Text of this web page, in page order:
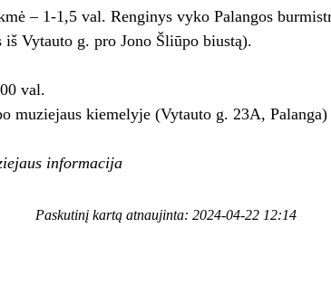
– 1-1,5 val. Renginys vyko Palangos
Vytauto g. pro Jono Šliūpo biustą).
val.
muziejaus kiemelyje (Vytauto g. 23A, Palanga)
informacija
Paskutinį kartą atnaujinta: 2024-04-22 12:14